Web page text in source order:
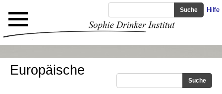
Hilfe
Europäische